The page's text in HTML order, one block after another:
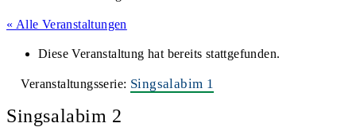
« Alle Veranstaltungen
Diese Veranstaltung hat bereits stattgefunden.
Veranstaltungsserie: Singsalabim 1
Singsalabim 2